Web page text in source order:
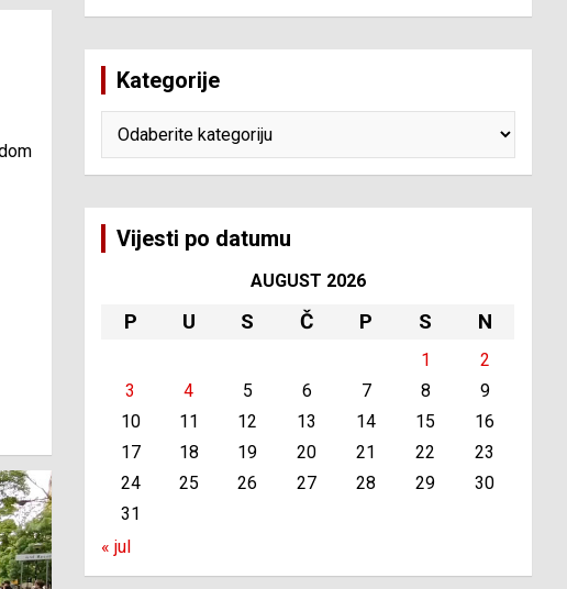
Kategorije
Vijesti po datumu
AUGUST 2026
P U S Č P S N
1
2
3
4 5 6 7 8
9
10
11 12 13 14 15
16
17
18 19 20 21 22
23
24
25 26 27 28 29
30
31
« jul